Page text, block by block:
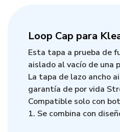
Loop Cap para
Esta tapa a prueba de
aislado al vacío de una
La tapa de lazo ancho
garantía de por vida
Compatible solo con
1. Se combina con